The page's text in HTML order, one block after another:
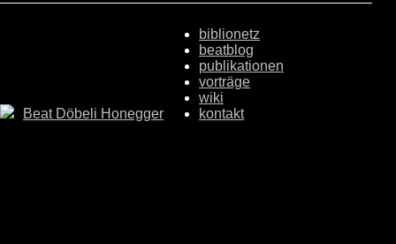
Beat Döbeli Honegger
biblionetz
beatblog
publikationen
vorträge
wiki
kontakt